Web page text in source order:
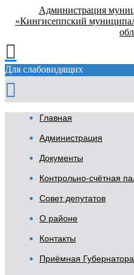
Администрация
«Кингисеппский
Для слабовидящих
Главная
Администрация
Документы
Контрольно-счётная
Совет депутатов
О районе
Контакты
Приёмная